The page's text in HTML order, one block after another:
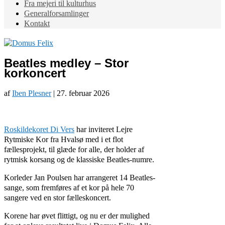
Fra mejeri til kulturhus
Generalforsamlinger
Kontakt
Beatles medley – Stor
korkoncert
afIben Plesner| 27. februar 2026
Roskildekoret Di Vers har inviteret Lejre
Rytmiske Kor fra Hvalsø med i et flot
fællesprojekt, til glæde for alle, der holder af
rytmisk korsang og de klassiske Beatles-numre.
Korleder Jan Poulsen har arrangeret 14 Beatles-
sange, som fremføres af et kor på hele 70
sangere ved en stor fælleskoncert.
Korene har øvet flittigt, og nu er der mulighed